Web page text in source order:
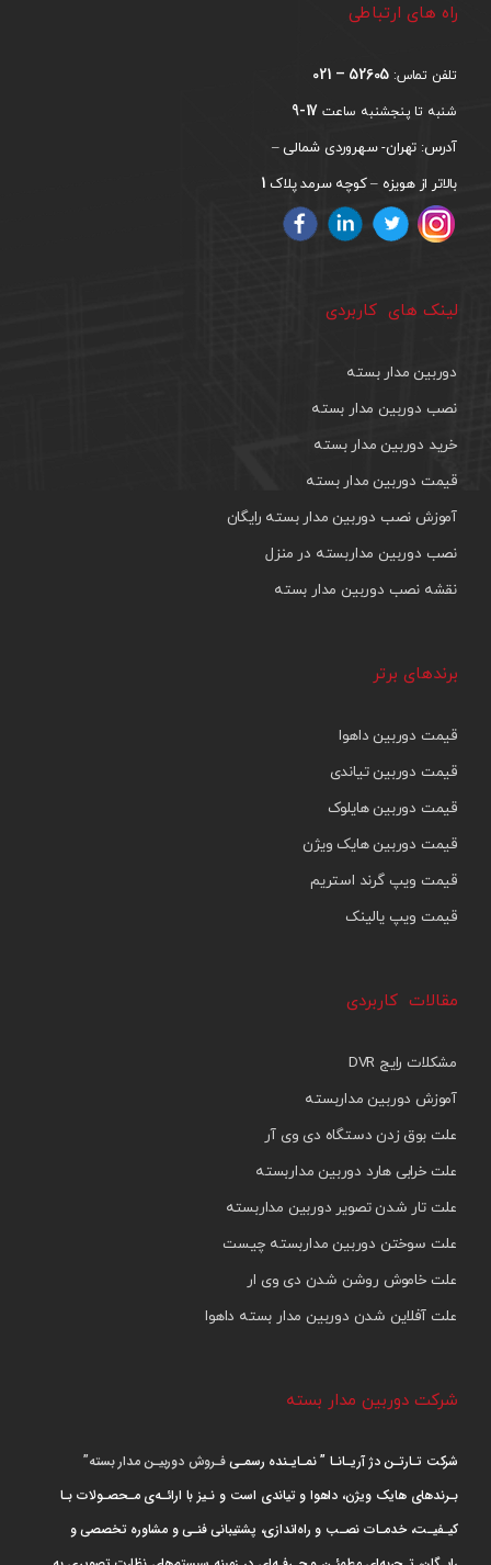
راه های ارتباطی
تلفن تماس: 52605 – 021
شنبه تا پنجشنبه ساعت 17-9
آدرس: تهران- سهروردی شمالی –
بالاتر از هویزه – کوچه سرمد پلاک 1
لینک های کاربردی
دوربین مدار بسته
نصب دوربین مدار بسته
خرید دوربین مدار بسته
قیمت دوربین مدار بسته
آموزش نصب دوربین مدار بسته رایگان
نصب دوربین مداربسته در منزل
نقشه نصب دوربین مدار بسته
برندهای برتر
قیمت دوربین داهوا
قیمت دوربین تیاندی
قیمت دوربین هایلوک
قیمت دوربین هایک ویژن
قیمت ویپ گرند استریم
قیمت ویپ یالینک
مقالات کاربردی
مشکلات رایج DVR
آموزش دوربین مداربسته
علت بوق زدن دستگاه دی وی آر
علت خرابی هارد دوربین مداربسته
علت تار شدن تصویر دوربین مداربسته
علت سوختن دوربین مداربسته چیست
علت خاموش روشن شدن دی وی ار
علت آفلاین شدن دوربین مدار بسته داهوا
شرکت دوربین مدار بسته
شرکت تـارتـن دژ آریـانـا ” نمـایـنده رسمـیفـروش دوربیـن مدار بسته”
بـرندهای هایک ویژن، داهوا و تیاندی است و نـیز با ارائـه‌ی مـحصـولات بـا
کیـفیـت، خدمـات نصـب و راه‌اندازی، پشتیبانی فنـی و مشاوره تخصصی و